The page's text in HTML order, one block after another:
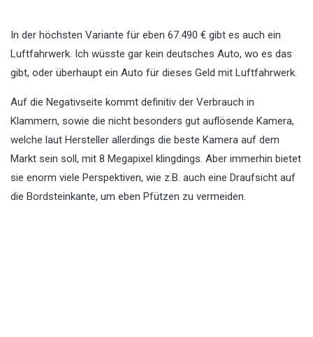
In der höchsten Variante für eben 67.490 € gibt es auch ein
Luftfahrwerk. Ich wüsste gar kein deutsches Auto, wo es das
gibt, oder überhaupt ein Auto für dieses Geld mit Luftfahrwerk.
Auf die Negativseite kommt definitiv der Verbrauch in
Klammern, sowie die nicht besonders gut auflösende Kamera,
welche laut Hersteller allerdings die beste Kamera auf dem
Markt sein soll, mit 8 Megapixel klingdings. Aber immerhin bietet
sie enorm viele Perspektiven, wie z.B. auch eine Draufsicht auf
die Bordsteinkante, um eben Pfützen zu vermeiden.